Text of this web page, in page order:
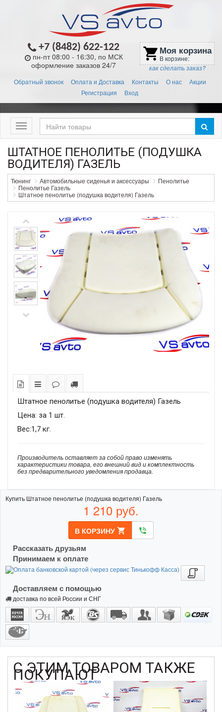
+7 (8482) 622-122
пн-пт 08:00 - 16:30, по МСК
оформление заказов 24/7
shopping_cart Моя корзина
В корзине:
как сделать заказ?
Обратный звонок Оплата и Доставка Контакты О нас
Акции
Регистрация
Вход
Меню
ШТАТНОЕ ПЕНОЛИТЬЕ (ПОДУШКА
ВОДИТЕЛЯ) ГАЗЕЛЬ
Тюнинг Автомобильные сиденья и аксессуары
Пенолитье
Пенолитье Газель
Штатное пенолитье (подушка водителя) Газель
Штатное пенолитье (подушка водителя) Газель
Цена: за 1 шт.
Вес:1,7 кг.
Производитель оставляет за собой право изменять
характеристики товара, его внешний вид и комплектность
без предварительного уведомления продавца.
Купить Штатное пенолитье (подушка водителя) Газель
1 210 руб.
В КОРЗИНУ shopping_cart phone_in_talk
Рассказать друзьям
Принимаем к оплате
Доставляем с помощью
доставка по всей России и СНГ
С ЭТИМ ТОВАРОМ ТАКЖЕ
ПОКУПАЮТ